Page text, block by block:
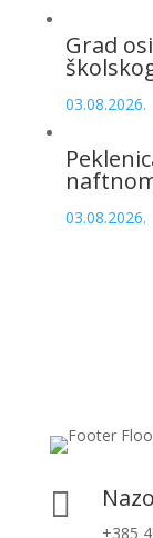
Grad
03.08.2026.
03.08.2026.

+385